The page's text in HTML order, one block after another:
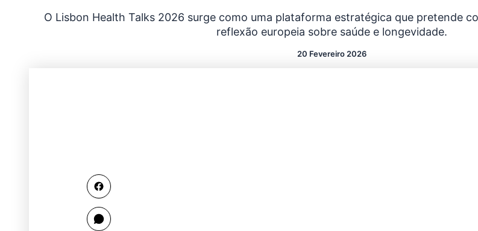
O Lisbon Health Talks 2026 surge como uma plataforma estratégica que pretende
reflexão europeia sobre saúde e longevidade.
20 Fevereiro 2026